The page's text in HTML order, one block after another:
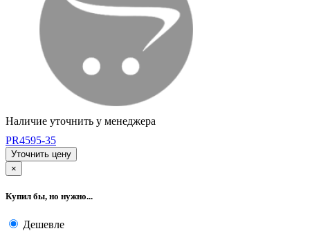
Наличие уточнить у менеджера
PR4595-35
Уточнить цену
×
Купил бы, но нужно...
Дешевле